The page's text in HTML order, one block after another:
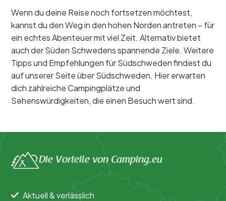
Wenn du deine Reise noch fortsetzen möchtest,
kannst du den Weg in den hohen Norden antreten – für
ein echtes Abenteuer mit viel Zeit. Alternativ bietet
auch der Süden Schwedens spannende Ziele. Weitere
Tipps und Empfehlungen für Südschweden findest du
auf unserer Seite über Südschweden. Hier erwarten
dich zahlreiche Campingplätze und
Sehenswürdigkeiten, die einen Besuch wert sind.
Die Vorteile von Camping.eu
Aktuell & verlässlich